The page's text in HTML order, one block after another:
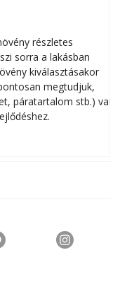
részletes
sorra a lakásban
kiválasztásakor
megtudjuk,
páratartalom stb.) van